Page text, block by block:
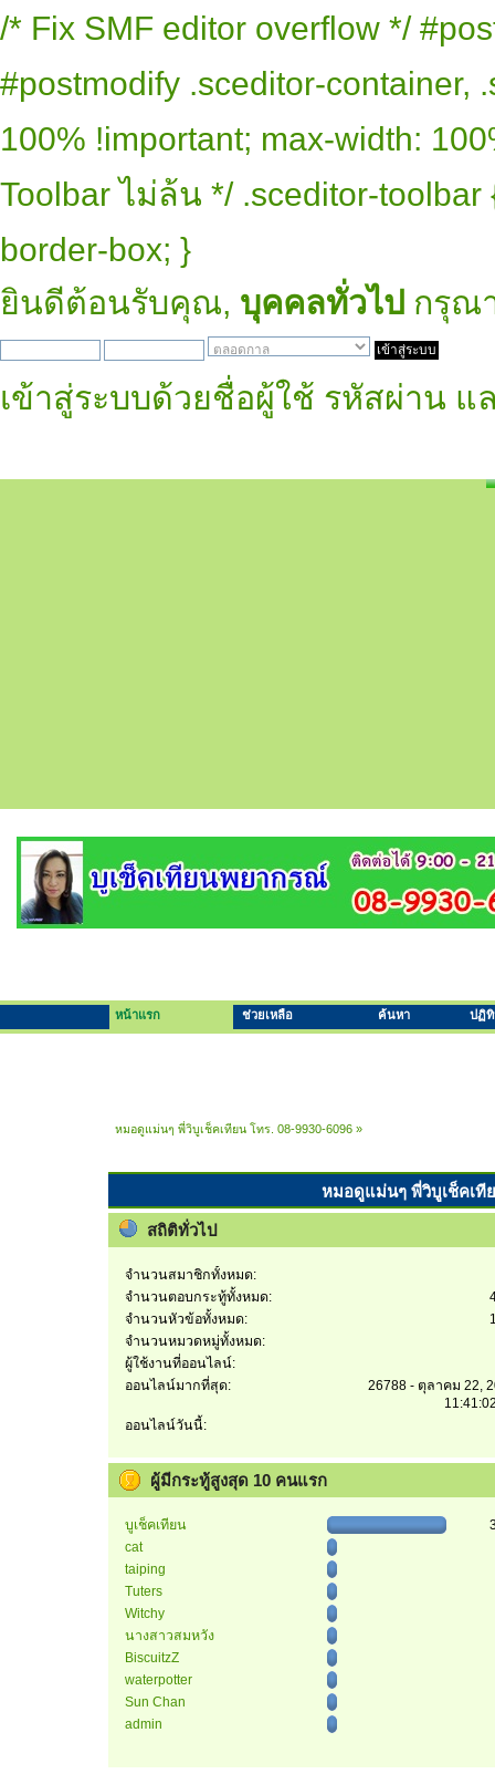
/* Fix SMF editor overflow */
#postmodify .sceditor-container,
100% !important; max-width:
Toolbar ไม่ล้น */ .sceditor-
border-box; }
ยินดีต้อนรับคุณ, บุคคลทั่วไป กรุณ
เข้าสู่ระบบด้วยชื่อผู้ใช้ รหัสผ่าน แ
หน้าแรก ช่วยเหลือ ค้นหา ปฏิ
หมอดูแม่นๆ พี่วิบูเช็คเทียน โทร. 08-9930-6096 »
หมอดูแม่นๆ พี่วิบูเช็คเที
สถิติทั่วไป
จำนวนสมาชิกทั้งหมด:
จำนวนตอบกระทู้ทั้งหมด:
จำนวนหัวข้อทั้งหมด:
จำนวนหมวดหมู่ทั้งหมด:
ผู้ใช้งานที่ออนไลน์:
ออนไลน์มากที่สุด:
26788 - ตุลาคม 22,
ออนไลน์วันนี้:
ผู้มีกระทู้สูงสุด 10 คนแรก
บูเช็คเทียน
cat
taiping
Tuters
Witchy
นางสาวสมหวัง
BiscuitzZ
waterpotter
Sun Chan
admin